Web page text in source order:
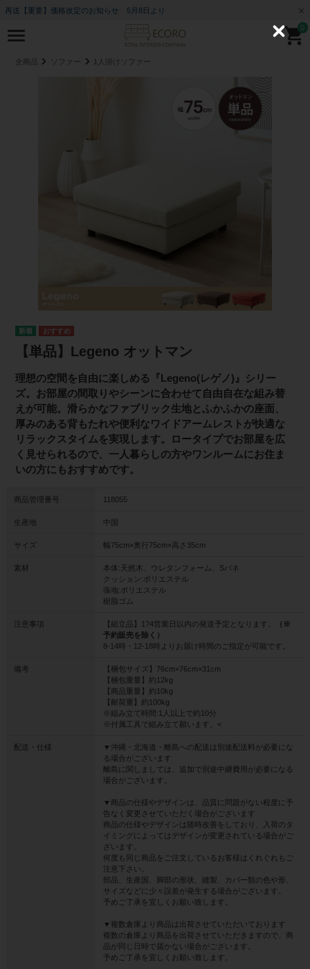
再送【重要】価格改定のお知らせ 5月8日より
0
全商品 ソファー 1人掛けソファー
【単品】Legeno オットマン
理想の空間を自由に楽しめる『Legeno(レゲノ)』シリー
ズ。お部屋の間取りやシーンに合わせて自由自在な組み替
えが可能。滑らかなファブリック生地とふかふかの座面、
厚みのある背もたれや便利なワイドアームレストが快適な
リラックスタイムを実現します。ロータイプでお部屋を広
く見せられるので、一人暮らしの方やワンルームにお住ま
いの方にもおすすめです。
商品管理番号 118055
生産地 中国
サイズ 幅75cm×奥行75cm×高さ35cm
素材
本体:天然木、ウレタンフォーム、Sバネ
クッション:ポリエステル
張地:ポリエステル
樹脂ゴム
注意事項 【組立品】1?4営業日以内の発送予定となります。
（※
予約販売を除く）
8-14時・12-18時よりお届け時間のご指定が可能です。
備考
【梱包サイズ】76cm×76cm×31cm
【梱包重量】約12kg
【商品重量】約10kg
【耐荷重】約100kg
※組み立て時間:1人以上で約10分
※付属工具で組み立て願います。<
配送・仕様
▼沖縄・北海道・離島への配送は別途配送料が必要にな
る場合がございます
離島に関しましては、追加で別途中継費用が必要になる
場合がございます。
▼商品の仕様やデザインは、品質に問題がない程度に予
告なく変更させていただく場合がございます
商品の仕様やデザインは随時改善をしており、入荷のタ
イミングによってはデザインが変更されている場合がご
ざいます。
何度も同じ商品をご注文しているお客様はくれぐれもご
注意下さい。
部品、生産国、脚部の形状、縫製、カバー類の色や形、
サイズなどに少々誤差が発生する場合がございます。
予めご了承を宜しくお願い致します。
▼複数倉庫より商品は出荷させていただいております
複数の倉庫より商品を出荷させていただきますので、商
品が同じ日時で届かない場合がございます。
予めご了承を宜しくお願い致します。
C